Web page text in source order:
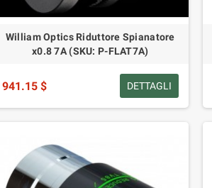
William Optics Riduttore Spianatore
x0.8 7A (SKU: P-FLAT7A)
941.15 $ DETTAGLI